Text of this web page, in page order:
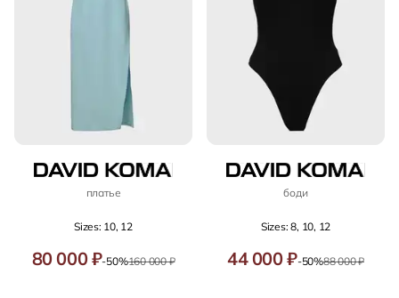
платье
Sizes: 10, 12
80 000 ₽-50%160 000 ₽
боди
Sizes: 8, 10, 12
44 000 ₽-50%88 000 ₽